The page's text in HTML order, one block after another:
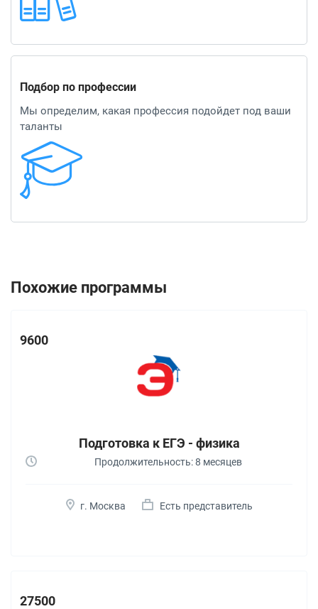
Подбор по профессии
Мы определим, какая профессия подойдет под ваши
таланты
Похожие программы
9600
Подготовка к ЕГЭ - физика
Продолжительность: 8 месяцев
г. Москва Есть представитель
27500